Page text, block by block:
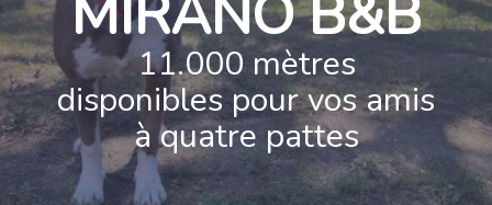
11.000 mètres
disponibles pour vos amis
à quatre pattes